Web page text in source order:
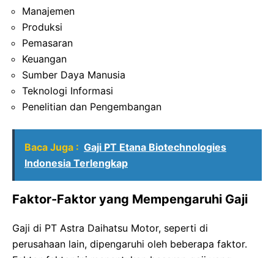
Manajemen
Produksi
Pemasaran
Keuangan
Sumber Daya Manusia
Teknologi Informasi
Penelitian dan Pengembangan
Baca Juga : Gaji PT Etana Biotechnologies
Indonesia Terlengkap
Faktor-Faktor yang Mempengaruhi Gaji
Gaji di PT Astra Daihatsu Motor, seperti di
perusahaan lain, dipengaruhi oleh beberapa faktor.